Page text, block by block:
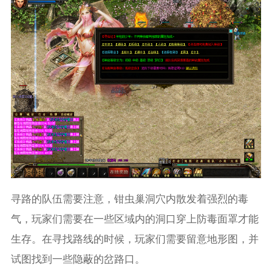
寻路的队伍需要注意，钳虫巢洞穴内散发着强烈的毒
气，玩家们需要在一些区域内的洞口穿上防毒面罩才能
生存。在寻找路线的时候，玩家们需要留意地形图，并
试图找到一些隐蔽的岔路口。